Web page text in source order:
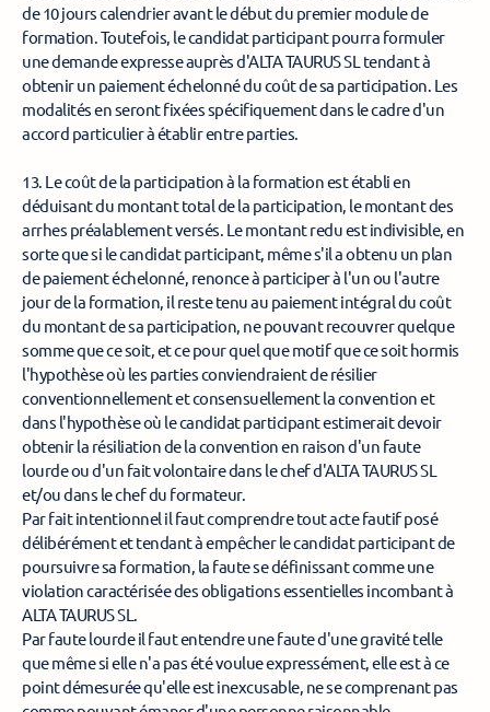
de 10 jours calendrier avant le début du premier module de
formation. Toutefois, le candidat participant pourra formuler
une demande expresse auprès d'ALTA TAURUS SL tendant à
obtenir un paiement échelonné du coût de sa participation. Les
modalités en seront fixées spécifiquement dans le cadre d'un
accord particulier à établir entre parties.
13. Le coût de la participation à la formation est établi en
déduisant du montant total de la participation, le montant des
arrhes préalablement versés. Le montant redu est indivisible, en
sorte que si le candidat participant, même s'il a obtenu un plan
de paiement échelonné, renonce à participer à l'un ou l'autre
jour de la formation, il reste tenu au paiement intégral du coût
du montant de sa participation, ne pouvant recouvrer quelque
somme que ce soit, et ce pour quel que motif que ce soit hormis
l'hypothèse où les parties conviendraient de résilier
conventionnellement et consensuellement la convention et
dans l'hypothèse où le candidat participant estimerait devoir
obtenir la résiliation de la convention en raison d'un faute
lourde ou d'un fait volontaire dans le chef d'ALTA TAURUS SL
et/ou dans le chef du formateur.
Par fait intentionnel il faut comprendre tout acte fautif posé
délibérément et tendant à empêcher le candidat participant de
poursuivre sa formation, la faute se définissant comme une
violation caractérisée des obligations essentielles incombant à
ALTA TAURUS SL.
Par faute lourde il faut entendre une faute d'une gravité telle
que même si elle n'a pas été voulue expressément, elle est à ce
point démesurée qu'elle est inexcusable, ne se comprenant pas